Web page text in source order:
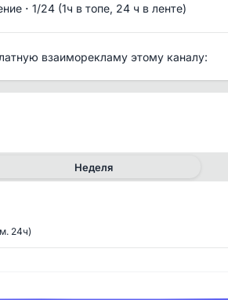
· 1/24 (1ч в топе, 24 ч в ленте)
взаиморекламу этому каналу:
Неделя
24ч)